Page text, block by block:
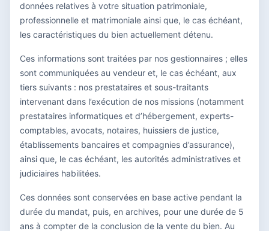
données relatives à votre situation patrimoniale,
professionnelle et matrimoniale ainsi que, le cas échéant,
les caractéristiques du bien actuellement détenu.
Ces informations sont traitées par nos gestionnaires ; elles
sont communiquées au vendeur et, le cas échéant, aux
tiers suivants : nos prestataires et sous-traitants
intervenant dans l’exécution de nos missions (notamment
prestataires informatiques et d’hébergement, experts-
comptables, avocats, notaires, huissiers de justice,
établissements bancaires et compagnies d’assurance),
ainsi que, le cas échéant, les autorités administratives et
judiciaires habilitées.
Ces données sont conservées en base active pendant la
durée du mandat, puis, en archives, pour une durée de 5
ans à compter de la conclusion de la vente du bien. Au